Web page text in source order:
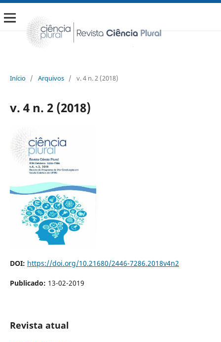
Início / Arquivos / v. 4 n. 2 (2018)
v. 4 n. 2 (2018)
DOI: https://doi.org/10.21680/2446-7286.2018v4n2
Publicado: 13-02-2019
Revista atual